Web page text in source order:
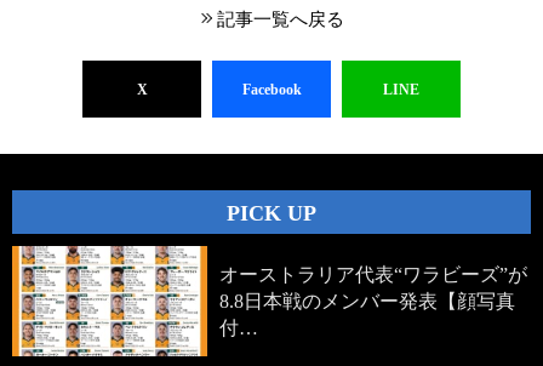
記事一覧へ戻る
X Facebook LINE
PICK UP
オーストラリア代表“ワラビーズ”が
8.8日本戦のメンバー発表【顔写真
付…